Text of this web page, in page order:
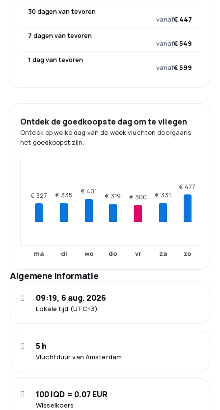
30 dagen van tevoren
vanaf€ 447
7 dagen van tevoren
vanaf€ 549
1 dag van tevoren
vanaf€ 599
Ontdek de goedkoopste dag om te vliegen
Ontdek op welke dag van de week vluchten doorgaans
het goedkoopst zijn.
€ 327
ma
€ 335
di
€ 401
wo
€ 319
do
€ 300
vr
€ 331
za
€ 477
zo
Algemene informatie
Lokale tijd (UTC+3)
09:19, 6 aug. 2026
Vluchtduur van Amsterdam
5 h
Wisselkoers
100 IQD = 0.07 EUR